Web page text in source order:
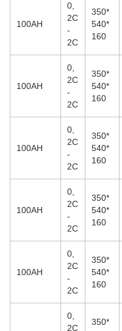
100AH
0,
2C
-
2C
350*
540*
160
100AH
0,
2C
-
2C
350*
540*
160
100AH
0,
2C
-
2C
350*
540*
160
100AH
0,
2C
-
2C
350*
540*
160
100AH
0,
2C
-
2C
350*
540*
160
0,
2C
350*